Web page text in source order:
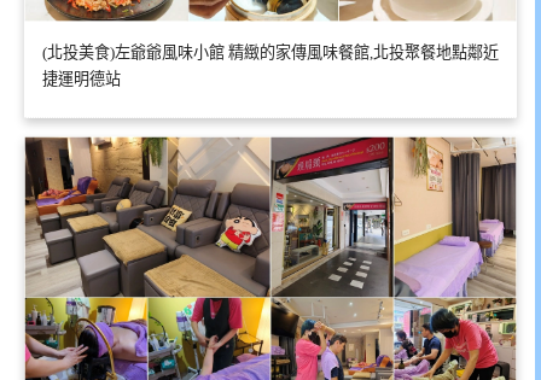
(北投美食)左爺爺風味小館 精緻的家傳風味餐館,北投聚餐地點鄰近
捷運明德站